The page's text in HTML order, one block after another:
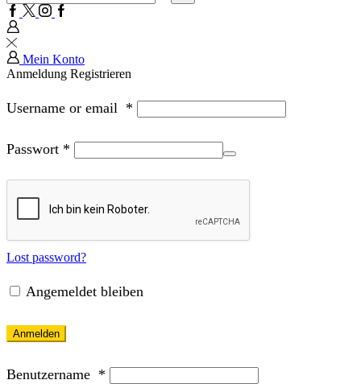
Suche
Facebook
TwitterInstagram
Google
Mein Konto
Anmeldung Registrieren
Username or email *
Passwort *
Lost password?
Angemeldet bleiben
Anmelden
Benutzername *